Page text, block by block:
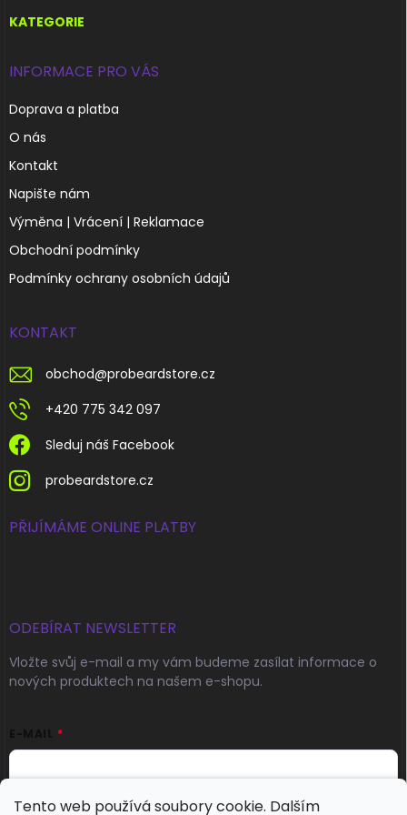
Tento web používá soubory cookie. Dalším
KATEGORIE
INFORMACE PRO VÁS
Doprava a platba
O nás
Kontakt
Napište nám
Výměna | Vrácení | Reklamace
Obchodní podmínky
Podmínky ochrany osobních údajů
KONTAKT
obchod@probeardstore.cz
+420 775 342 097
Sleduj náš Facebook
probeardstore.cz
PŘIJÍMÁME ONLINE PLATBY
ODEBÍRAT NEWSLETTER
Vložte svůj e-mail a my vám budeme zasílat informace o
nových produktech na našem e-shopu.